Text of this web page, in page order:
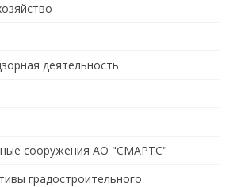
деятельность
сооружения АО "СМАРТС"
градостроительного